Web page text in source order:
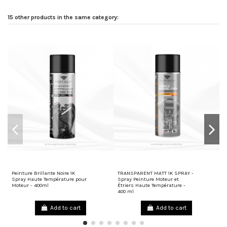
15 other products in the same category:
Peinture Brillante Noire 1K
Spray Haute Température pour
Moteur - 400ml
Add to cart
TRANSPARENT MATT 1K SPRAY -
Spray Peinture Moteur et
Étriers Haute Température -
400 ml
Add to cart